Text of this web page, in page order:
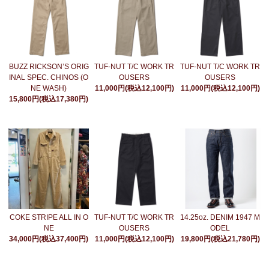
BUZZ RICKSON’S ORIG
INAL SPEC. CHINOS (O
NE WASH)
15,800円(税込17,380円)
TUF-NUT T/C WORK TR
OUSERS
11,000円(税込12,100円)
TUF-NUT T/C WORK TR
OUSERS
11,000円(税込12,100円)
COKE STRIPE ALL IN O
NE
34,000円(税込37,400円)
TUF-NUT T/C WORK TR
OUSERS
11,000円(税込12,100円)
14.25oz. DENIM 1947 M
ODEL
19,800円(税込21,780円)